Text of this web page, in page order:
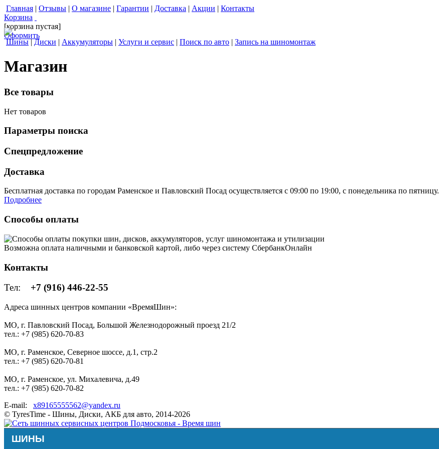
Главная | Отзывы | О магазине | Гарантии | Доставка | Акции | Контакты
Корзина
[корзина пустая]
Оформить
Шины | Диски | Аккумуляторы | Услуги и сервис | Поиск по авто | Запись на шиномонтаж
Магазин
Все товары
Нет товаров
Параметры поиска
Спецпредложение
Доставка
Бесплатная доставка по городам Раменское и Павловский Посад осуществляется с 09:00 по 19:00, с понедельника по пятницу.
Подробнее
Способы оплаты
Возможна оплата наличными и банковской картой, либо через систему СбербанкОнлайн
Контакты
Тел: +7 (916) 446-22-55
Адреса шинных центров компании «ВремяШин»:
МО, г. Павловский Посад, Большой Железнодорожный проезд 21/2
тел.: +7 (985) 620-70-83
МО, г. Раменское, Северное шоссе, д.1, стр.2
тел.: +7 (985) 620-70-81
МО, г. Раменское, ул. Михалевича, д.49
тел.: +7 (985) 620-70-82
E-mail: x89165555562@yandex.ru
© TyresTime - Шины, Диски, АКБ для авто, 2014-2026
ШИНЫ